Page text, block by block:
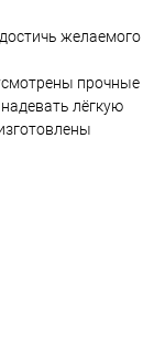
желаемого
прочные
лёгкую